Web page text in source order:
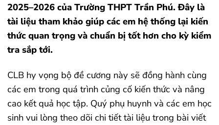
2025–2026 củaTrường THPT Trần Phú. Đây là
tài liệu tham khảo giúp các em hệ thống lại kiến
thức quan trọng và chuẩn bị tốt hơn cho kỳ kiểm
tra sắp tới.
CLB hy vọng bộ đề cương này sẽ đồng hành cùng
các em trong quá trình củng cố kiến thức và nâng
cao kết quả học tập. Quý phụ huynh và các em học
sinh vui lòng theo dõi chi tiết tài liệu trong bài viết